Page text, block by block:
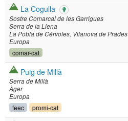
La Cogulla
Sostre Comarcal de les Garrigues
Serra de la Llena
La Pobla de Cérvoles Vilanova de Prades
Europa
comar-cat
Puig de Millà
Serra de Millà
Àger
Europa
feec promi-cat